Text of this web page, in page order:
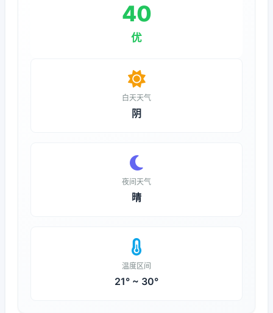
40
优
白天天气
阴
夜间天气
晴
温度区间
21° ~ 30°